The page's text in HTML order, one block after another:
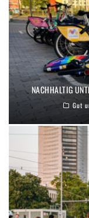
NACHHALTIG
Gut